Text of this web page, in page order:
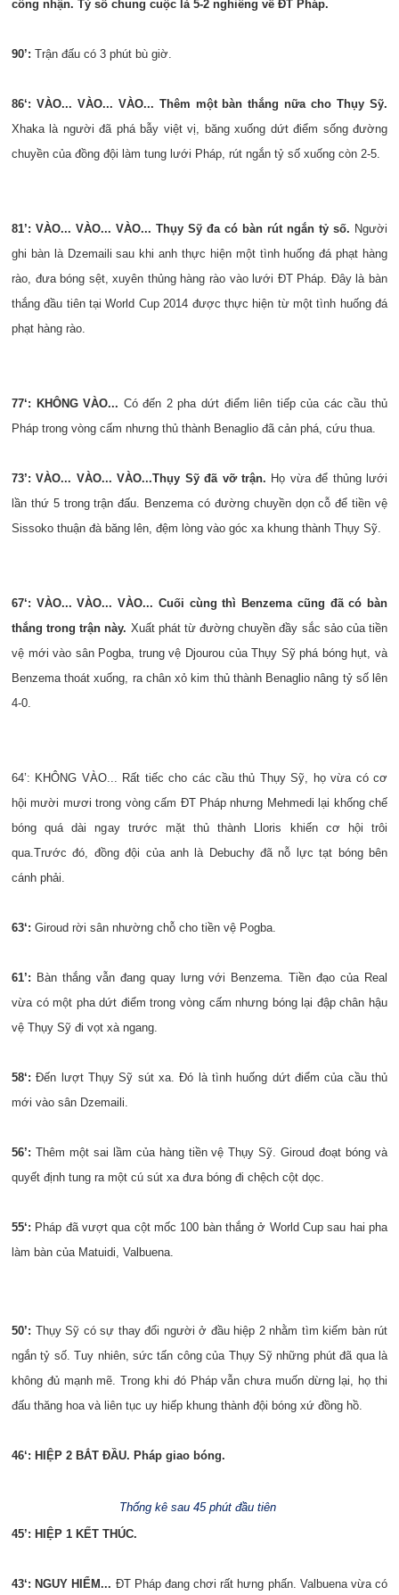
công nhận. Tỷ số chung cuộc là 5-2 nghiêng về ĐT Pháp.
90’: Trận đấu có 3 phút bù giờ.
86‘: VÀO... VÀO... VÀO... Thêm một bàn thắng nữa cho Thụy Sỹ.
Xhaka là người đã phá bẫy việt vị, băng xuống dứt điểm sống đường
chuyền của đồng đội làm tung lưới Pháp, rút ngắn tỷ số xuống còn 2-5.
81’: VÀO... VÀO... VÀO... Thụy Sỹ đa có bàn rút ngắn tỷ số. Người
ghi bàn là Dzemaili sau khi anh thực hiện một tình huống đá phạt hàng
rào, đưa bóng sệt, xuyên thủng hàng rào vào lưới ĐT Pháp. Đây là bàn
thắng đầu tiên tại World Cup 2014 được thực hiện từ một tình huống đá
phạt hàng rào.
77‘: KHÔNG VÀO... Có đến 2 pha dứt điểm liên tiếp của các cầu thủ
Pháp trong vòng cấm nhưng thủ thành Benaglio đã cản phá, cứu thua.
73’: VÀO... VÀO... VÀO...Thụy Sỹ đã vỡ trận. Họ vừa để thủng lưới
lần thứ 5 trong trận đấu. Benzema có đường chuyền dọn cỗ để tiền vệ
Sissoko thuận đà băng lên, đệm lòng vào góc xa khung thành Thụy Sỹ.
67‘: VÀO... VÀO... VÀO... Cuối cùng thì Benzema cũng đã có bàn
thắng trong trận này. Xuất phát từ đường chuyền đầy sắc sảo của tiền
vệ mới vào sân Pogba, trung vệ Djourou của Thụy Sỹ phá bóng hụt, và
Benzema thoát xuống, ra chân xỏ kim thủ thành Benaglio nâng tỷ số lên
4-0.
64’: KHÔNG VÀO... Rất tiếc cho các cầu thủ Thụy Sỹ, họ vừa có cơ
hội mười mươi trong vòng cấm ĐT Pháp nhưng Mehmedi lại khống chế
bóng quá dài ngay trước mặt thủ thành Lloris khiến cơ hội trôi
qua.Trước đó, đồng đội của anh là Debuchy đã nỗ lực tạt bóng bên
cánh phải.
63‘: Giroud rời sân nhường chỗ cho tiền vệ Pogba.
61’: Bàn thắng vẫn đang quay lưng với Benzema. Tiền đạo của Real
vừa có một pha dứt điểm trong vòng cấm nhưng bóng lại đập chân hậu
vệ Thụy Sỹ đi vọt xà ngang.
58‘: Đến lượt Thụy Sỹ sút xa. Đó là tình huống dứt điểm của cầu thủ
mới vào sân Dzemaili.
56’: Thêm một sai lầm của hàng tiền vệ Thụy Sỹ. Giroud đoạt bóng và
quyết định tung ra một cú sút xa đưa bóng đi chệch cột dọc.
55‘: Pháp đã vượt qua cột mốc 100 bàn thắng ở World Cup sau hai pha
làm bàn của Matuidi, Valbuena.
50’: Thụy Sỹ có sự thay đổi người ở đầu hiệp 2 nhằm tìm kiếm bàn rút
ngắn tỷ số. Tuy nhiên, sức tấn công của Thụy Sỹ những phút đã qua là
không đủ mạnh mẽ. Trong khi đó Pháp vẫn chưa muốn dừng lại, họ thi
đấu thăng hoa và liên tục uy hiếp khung thành đội bóng xứ đồng hồ.
46‘: HIỆP 2 BẮT ĐẦU. Pháp giao bóng.
Thống kê sau 45 phút đầu tiên
45’: HIỆP 1 KẾT THÚC.
43‘: NGUY HIỂM... ĐT Pháp đang chơi rất hưng phấn. Valbuenavừa có